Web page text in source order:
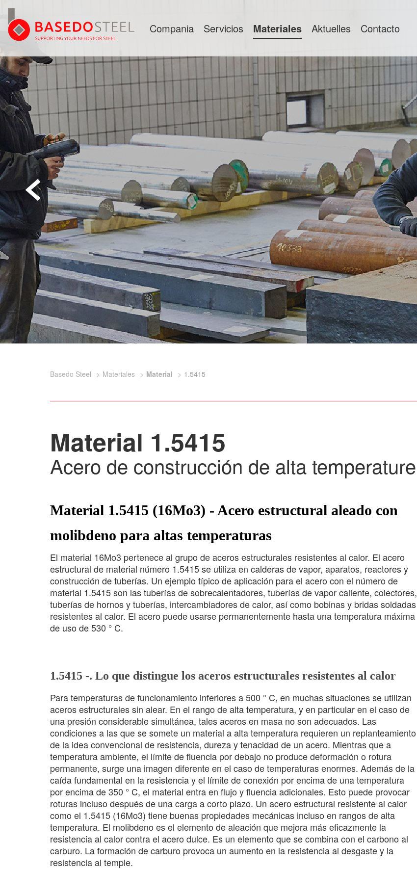
Compania Servicios Materiales Aktuelles Contacto
Basedo Steel Materiales Material 1.5415
Material 1.5415
Acero de construcción de alta temperature
Material 1.5415 (16Mo3) - Acero estructural aleado con
molibdeno para altas temperaturas
El material 16Mo3 pertenece al grupo de aceros estructurales resistentes al calor. El acero
estructural de material número 1.5415 se utiliza en calderas de vapor, aparatos, reactores y
construcción de tuberías. Un ejemplo típico de aplicación para el acero con el número de
material 1.5415 son las tuberías de sobrecalentadores, tuberías de vapor caliente, colectores,
tuberías de hornos y tuberías, intercambiadores de calor, así como bobinas y bridas soldadas
resistentes al calor. El acero puede usarse permanentemente hasta una temperatura máxima
de uso de 530 ° C.
1.5415 -. Lo que distingue los aceros estructurales resistentes al calor
Para temperaturas de funcionamiento inferiores a 500 ° C, en muchas situaciones se utilizan
aceros estructurales sin alear. En el rango de alta temperatura, y en particular en el caso de
una presión considerable simultánea, tales aceros en masa no son adecuados. Las
condiciones a las que se somete un material a alta temperatura requieren un replanteamiento
de la idea convencional de resistencia, dureza y tenacidad de un acero. Mientras que a
temperatura ambiente, el límite de fluencia por debajo no produce deformación o rotura
permanente, surge una imagen diferente en el caso de temperaturas enormes. Además de la
caída fundamental en la resistencia y el límite de conexión por encima de una temperatura
por encima de 350 ° C, el material entra en flujo y fluencia adicionales. Esto puede provocar
roturas incluso después de una carga a corto plazo. Un acero estructural resistente al calor
como el 1.5415 (16Mo3) tiene buenas propiedades mecánicas incluso en rangos de alta
temperatura. El molibdeno es el elemento de aleación que mejora más eficazmente la
resistencia al calor contra el acero dulce. Es un elemento que se combina con el carbono al
carburo. La formación de carburo provoca un aumento en la resistencia al desgaste y la
resistencia al temple.